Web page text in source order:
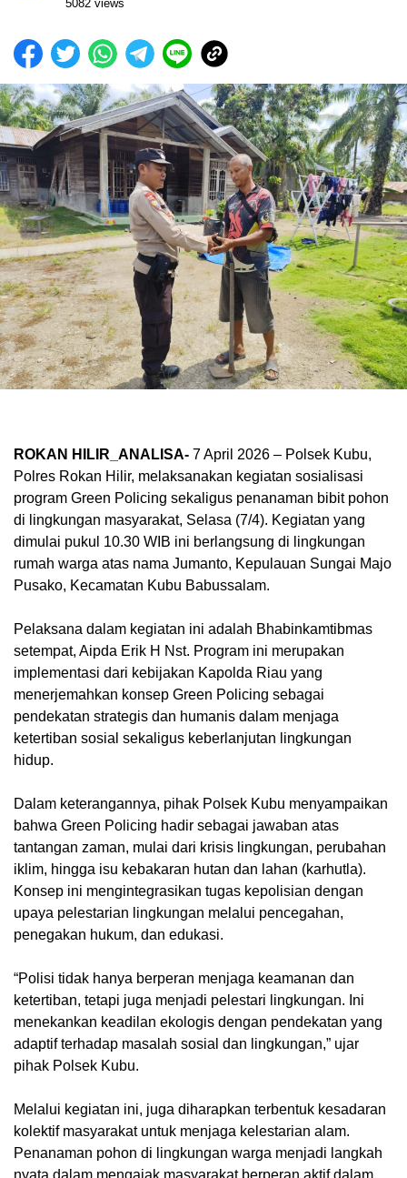
5082 views
ROKAN HILIR_ANALISA- 7 April 2026 – Polsek Kubu,
Polres Rokan Hilir, melaksanakan kegiatan sosialisasi
program Green Policing sekaligus penanaman bibit pohon
di lingkungan masyarakat, Selasa (7/4). Kegiatan yang
dimulai pukul 10.30 WIB ini berlangsung di lingkungan
rumah warga atas nama Jumanto, Kepulauan Sungai Majo
Pusako, Kecamatan Kubu Babussalam.
Pelaksana dalam kegiatan ini adalah Bhabinkamtibmas
setempat, Aipda Erik H Nst. Program ini merupakan
implementasi dari kebijakan Kapolda Riau yang
menerjemahkan konsep Green Policing sebagai
pendekatan strategis dan humanis dalam menjaga
ketertiban sosial sekaligus keberlanjutan lingkungan
hidup.
Dalam keterangannya, pihak Polsek Kubu menyampaikan
bahwa Green Policing hadir sebagai jawaban atas
tantangan zaman, mulai dari krisis lingkungan, perubahan
iklim, hingga isu kebakaran hutan dan lahan (karhutla).
Konsep ini mengintegrasikan tugas kepolisian dengan
upaya pelestarian lingkungan melalui pencegahan,
penegakan hukum, dan edukasi.
“Polisi tidak hanya berperan menjaga keamanan dan
ketertiban, tetapi juga menjadi pelestari lingkungan. Ini
menekankan keadilan ekologis dengan pendekatan yang
adaptif terhadap masalah sosial dan lingkungan,” ujar
pihak Polsek Kubu.
Melalui kegiatan ini, juga diharapkan terbentuk kesadaran
kolektif masyarakat untuk menjaga kelestarian alam.
Penanaman pohon di lingkungan warga menjadi langkah